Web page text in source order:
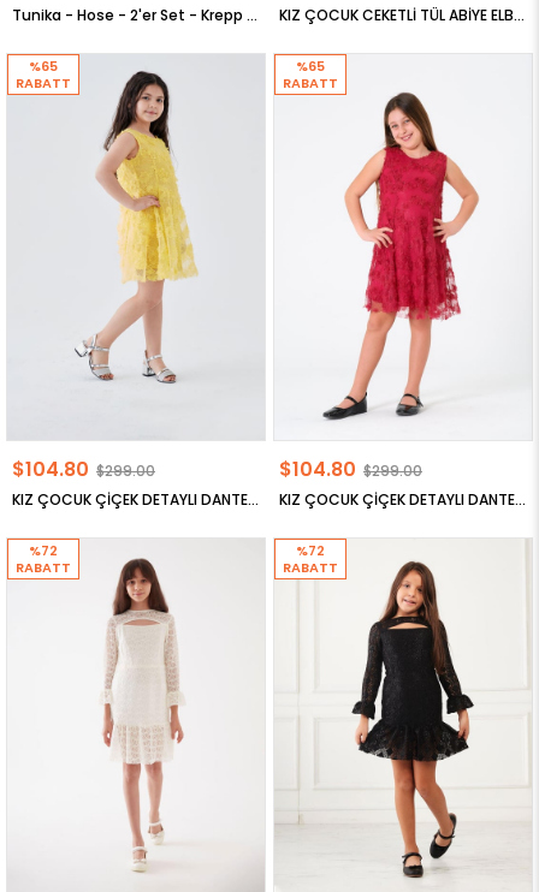
Tunika - Hose - 2'er Set - Krepp - Ohne Innenfutter - Rundhalsausschnitt - Indigo - FHM592 KIZ ÇOCUK CEKETLİ TÜL ABİYE ELBİSE
KIZ ÇOCUK ÇİÇEK DETAYLI DANTELLİ ABİYE ELBİSE
$104.80 $299.00
%65
RABATT
KIZ ÇOCUK ÇİÇEK DETAYLI DANTELLİ ABİYE ELBİSE
$104.80 $299.00
%65
RABATT
%72
RABATT
%72
RABATT